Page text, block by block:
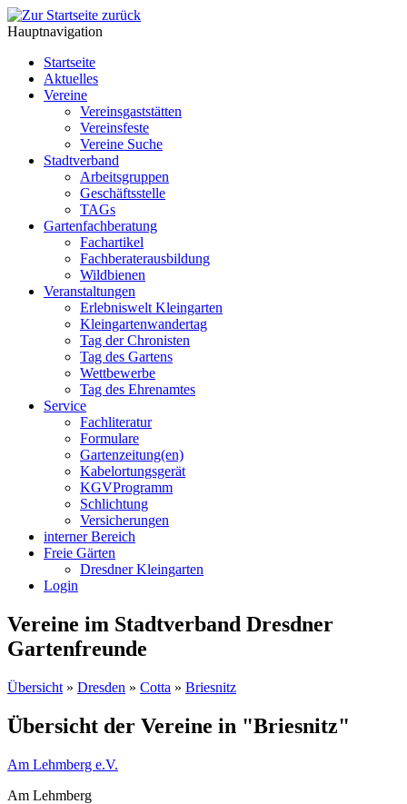
Hauptnavigation
Startseite
Aktuelles
Vereine
Vereinsgaststätten
Vereinsfeste
Vereine Suche
Stadtverband
Arbeitsgruppen
Geschäftsstelle
TAGs
Gartenfachberatung
Fachartikel
Fachberaterausbildung
Wildbienen
Veranstaltungen
Erlebniswelt Kleingarten
Kleingartenwandertag
Tag der Chronisten
Tag des Gartens
Wettbewerbe
Tag des Ehrenamtes
Service
Fachliteratur
Formulare
Gartenzeitung(en)
Kabelortungsgerät
KGVProgramm
Schlichtung
Versicherungen
interner Bereich
Freie Gärten
Dresdner Kleingarten
Login
Vereine im Stadtverband Dresdner
Gartenfreunde
Übersicht » Dresden » Cotta » Briesnitz
Übersicht der Vereine in "Briesnitz"
Am Lehmberg e.V.
Am Lehmberg